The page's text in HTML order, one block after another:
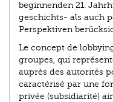
beginnenden 21.
geschichts- als auch
Perspektiven
Le concept de
groupes, qui
auprès des autorités
caractérisé par une
privée (subsidiarité)